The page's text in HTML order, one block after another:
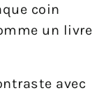
coin
un livre
avec